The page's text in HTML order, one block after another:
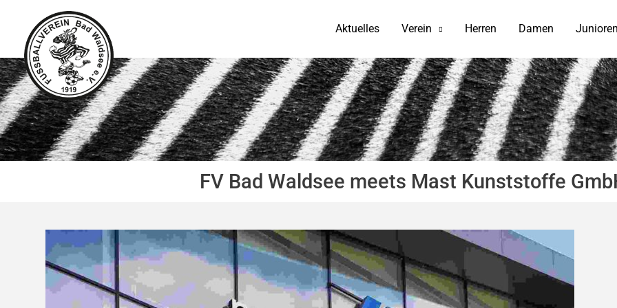
springen
Aktuelles Verein Herren Damen Junioren
FV Bad Waldsee meets Mast Kunststoffe